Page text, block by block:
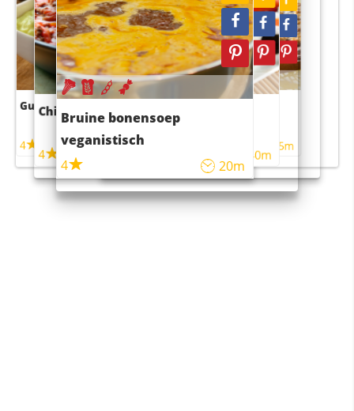
Guacamole
4
Chili con carne
4
Bruine bonensoep
veganistisch
4
20m
Sushi rijstsalade
maaltijdsalade
40m
4 55m